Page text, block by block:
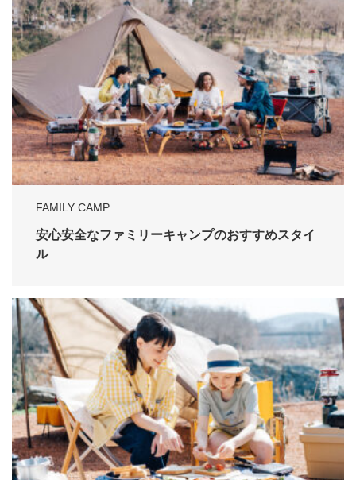
FAMILY CAMP
安心安全なファミリーキャンプのおすすめスタイ
ル